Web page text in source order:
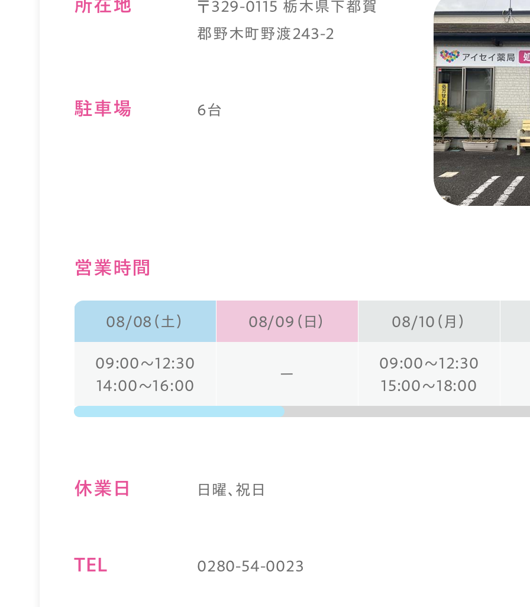
所在地
〒329-0115 栃木県下都賀
郡野木町野渡243-2
駐⾞場 6台
営業時間
08/08（土） 08/09（日） 08/10（月）
09:00～12:30
14:00～16:00
ー
09:00～12:30
15:00～18:00
休業⽇ 日曜、祝日
TEL 0280-54-0023